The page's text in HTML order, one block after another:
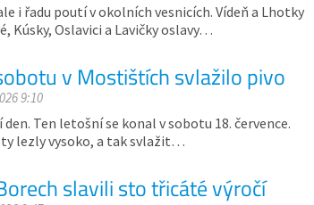
i řadu poutí v okolních vesnicích. Vídeň a Lhotky
Kúsky, Oslavici a Lavičky oslavy…
v Mostištích svlažilo pivo
9:10
Ten letošní se konal v sobotu 18. července.
lezly vysoko, a tak svlažit…
slavili sto třicáté výročí